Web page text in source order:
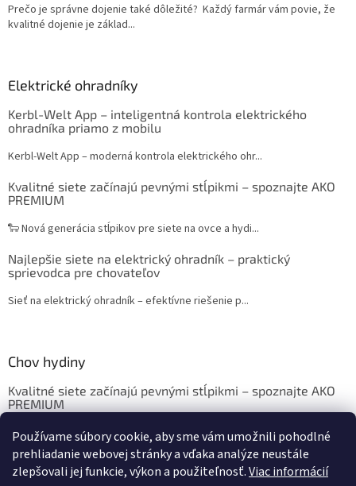
Používame súbory cookie, aby sme vám umožnili pohodlné
prehliadanie webovej stránky a vďaka analýze neustále
zlepšovali jej funkcie, výkon a použiteľnosť.Viac informácií
Prečo je správne dojenie také dôležité? Každý farmár vám povie, že
kvalitné dojenie je základ...
Elektrické ohradníky
Kerbl-Welt App – inteligentná kontrola elektrického
ohradníka priamo z mobilu
Kerbl-Welt App – moderná kontrola elektrického ohr...
Kvalitné siete začínajú pevnými stĺpikmi – spoznajte AKO
PREMIUM
🐑 Nová generácia stĺpikov pre siete na ovce a hydi...
Najlepšie siete na elektrický ohradník – praktický
sprievodca pre chovateľov
Sieť na elektrický ohradník – efektívne riešenie p...
Chov hydiny
Kvalitné siete začínajú pevnými stĺpikmi – spoznajte AKO
PREMIUM
Chov sliepok a hydiny: Krmivo, ustajnenie, vybavenie